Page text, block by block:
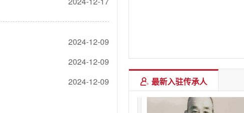
2024-12-09
2024-12-09
2024-12-09 最新入驻传承人